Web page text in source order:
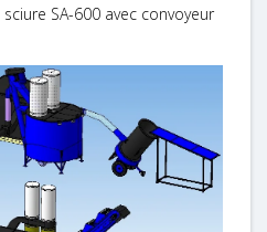
SA-600 avec convoyeur